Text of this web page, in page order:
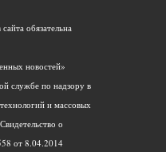
обязательна
новостей»
службе по надзору в
и массовых
о
от 8.04.2014